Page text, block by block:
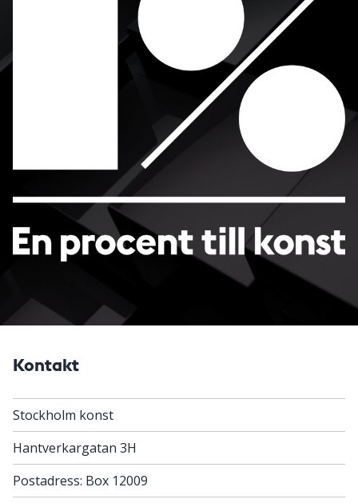
Kontakt
Stockholm konst
Hantverkargatan 3H
Postadress: Box 12009